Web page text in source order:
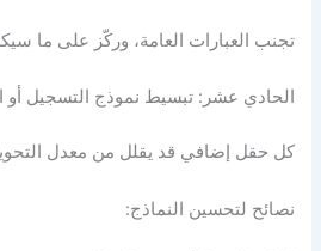
تجنب العبارات العامة، وركّز على ما
الحادي عشر: تبسيط نموذج التسجيل أو
كل حقل إضافي قد يقلل من معدل
نصائح لتحسين النماذج: